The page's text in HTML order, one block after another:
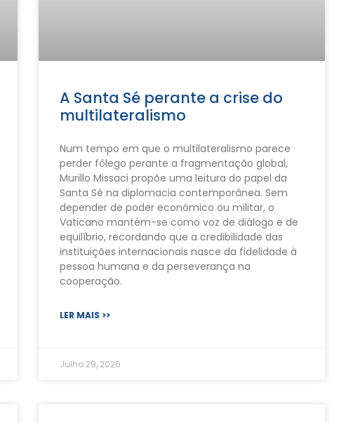
A Santa Sé perante a crise do
multilateralismo
Num tempo em que o multilateralismo parece
perder fôlego perante a fragmentação global,
Murillo Missaci propõe uma leitura do papel da
Santa Sé na diplomacia contemporânea. Sem
depender de poder económico ou militar, o
Vaticano mantém-se como voz de diálogo e de
equilíbrio, recordando que a credibilidade das
instituições internacionais nasce da fidelidade à
pessoa humana e da perseverança na
cooperação.
LER MAIS >>
Julho 29, 2026